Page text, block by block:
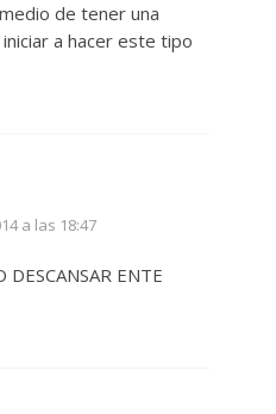
de tener una
a hacer este tipo
a las 18:47
ENTE